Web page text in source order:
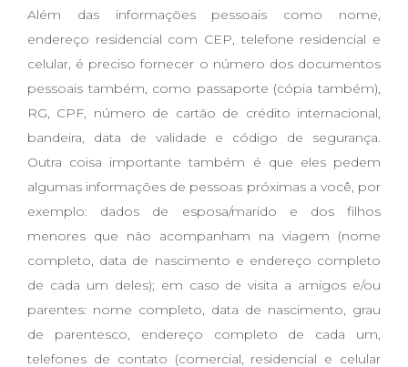
Além das informações pessoais como nome,
endereço residencial com CEP, telefone residencial e
celular, é preciso fornecer o número dos documentos
pessoais também, como passaporte (cópia também),
RG, CPF, número de cartão de crédito internacional,
bandeira, data de validade e código de segurança.
Outra coisa importante também é que eles pedem
algumas informações de pessoas próximas a você, por
exemplo: dados de esposa/marido e dos filhos
menores que não acompanham na viagem (nome
completo, data de nascimento e endereço completo
de cada um deles); em caso de visita a amigos e/ou
parentes: nome completo, data de nascimento, grau
de parentesco, endereço completo de cada um,
telefones de contato (comercial, residencial e celular